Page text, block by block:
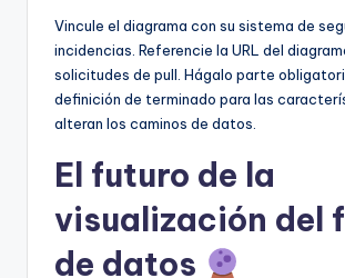
Vincule el diagrama con su sistema de
incidencias. Referencie la URL del
solicitudes de pull. Hágalo parte
definición de terminado para las
alteran los caminos de datos.
El futuro de la
visualización del
de datos